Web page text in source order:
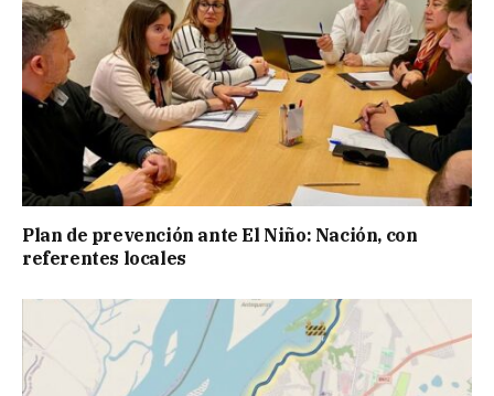
Plan de prevención ante El Niño: Nación, con
referentes locales